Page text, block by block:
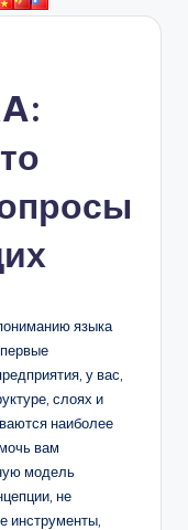
языка
у вас,
слоях и
наиболее
вам
модель
не
инструменты,